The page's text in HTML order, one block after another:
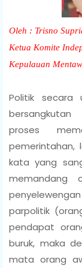
Oleh : Trisno
Ketua Komite
Kepulauan
Politik secara
proses
pemerintahan,
kata yang
memandang
parpolitik
pendapat
buruk, maka
mata orang